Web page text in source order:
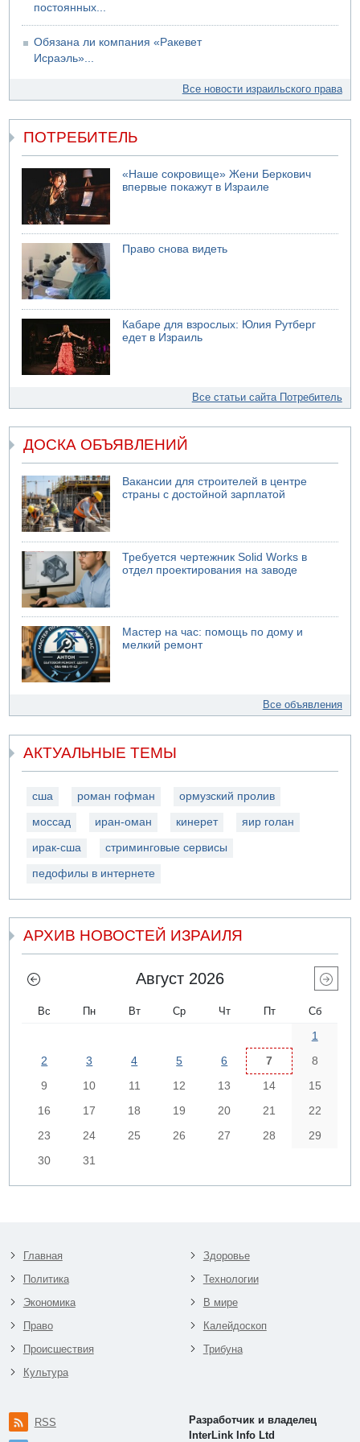
постоянных...
Обязана ли компания «Ракевет
Исраэль»...
Все новости израильского права
ПОТРЕБИТЕЛЬ
«Наше сокровище» Жени Беркович
впервые покажут в Израиле
Право снова видеть
Кабаре для взрослых: Юлия Рутберг
едет в Израиль
Все статьи сайта Потребитель
ДОСКА ОБЪЯВЛЕНИЙ
Вакансии для строителей в центре
страны с достойной зарплатой
Требуется чертежник Solid Works в
отдел проектирования на заводе
Мастер на час: помощь по дому и
мелкий ремонт
Все объявления
АКТУАЛЬНЫЕ ТЕМЫ
сша роман гофман ормузский пролив
моссад иран-оман кинерет яир голан
ирак-сша стриминговые сервисы
педофилы в интернете
АРХИВ НОВОСТЕЙ ИЗРАИЛЯ
Август 2026
Вс Пн Вт Ср Чт Пт Сб
1
2
3 4 5 6 7
8
9
10 11 12 13 14
15
16
17 18 19 20 21
22
23
24 25 26 27 28
29
30
31
Главная
Политика
Экономика
Право
Происшествия
Культура
Здоровье
Технологии
В мире
Калейдоскоп
Трибуна
RSS
Разработчик и владелец
InterLink Info Ltd